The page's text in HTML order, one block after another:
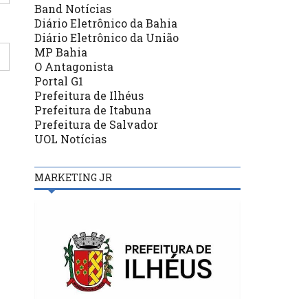
Band Notícias
Diário Eletrônico da Bahia
Diário Eletrônico da União
MP Bahia
O Antagonista
Portal G1
Prefeitura de Ilhéus
Prefeitura de Itabuna
Prefeitura de Salvador
UOL Notícias
MARKETING JR